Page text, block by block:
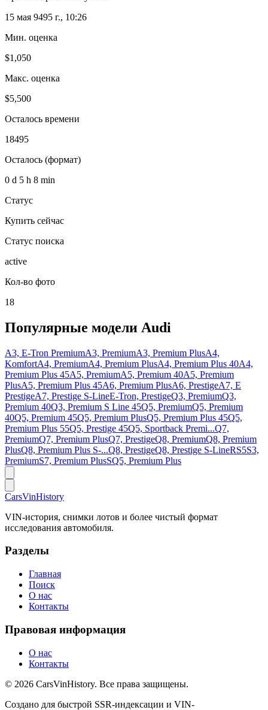
15 мая 9495 г., 10:26
Мин. оценка
$1,050
Макс. оценка
$5,500
Осталось времени
18495
Осталось (формат)
0 d 5 h 8 min
Статус
Купить сейчас
Статус поиска
active
Кол-во фото
18
Популярные модели Audi
A3, E-Tron PremiumA3, PremiumA3, Premium PlusA4,
KomfortA4, PremiumA4, Premium PlusA4, Premium Plus 40A4,
Premium Plus 45A5, PremiumA5, Premium 40A5, Premium
PlusA5, Premium Plus 45A6, Premium PlusA6, PrestigeA7, E
PrestigeA7, Prestige S-LineE-Tron, PrestigeQ3, PremiumQ3,
Premium 40Q3, Premium S Line 45Q5, PremiumQ5, Premium
40Q5, Premium 45Q5, Premium PlusQ5, Premium Plus 45Q5,
Premium Plus 55Q5, Prestige 45Q5, Sportback Premi...Q7,
PremiumQ7, Premium PlusQ7, PrestigeQ8, PremiumQ8, Premium
PlusQ8, Premium Plus S-...Q8, PrestigeQ8, Prestige S-LineRS5S3,
PremiumS7, Premium PlusSQ5, Premium Plus
CarsVinHistory
VIN-история, снимки лотов и более чистый формат
исследования автомобиля.
Разделы
Главная
Поиск
О нас
Контакты
Правовая информация
О нас
Контакты
© 2026 CarsVinHistory. Все права защищены.
Создано для быстрой SSR-индексации и VIN-